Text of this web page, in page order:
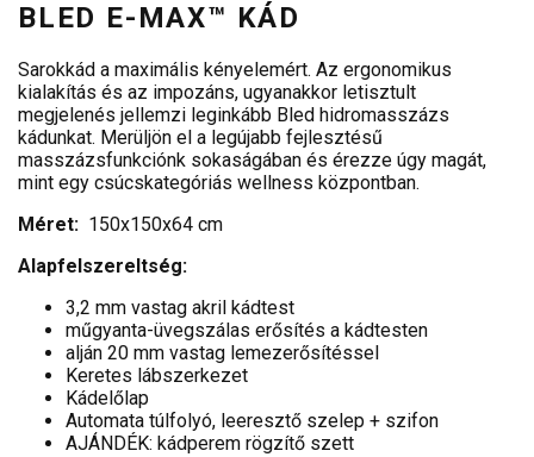
BLED E-MAX™ KÁD
Sarokkád a maximális kényelemért. Az ergonomikus
kialakítás és az impozáns, ugyanakkor letisztult
megjelenés jellemzi leginkább Bled hidromasszázs
kádunkat. Merüljön el a legújabb fejlesztésű
masszázsfunkciónk sokaságában és érezze úgy magát,
mint egy csúcskategóriás wellness központban.
Méret: 150x150x64 cm
Alapfelszereltség:
3,2 mm vastag akril kádtest
műgyanta-üvegszálas erősítés a kádtesten
alján 20 mm vastag lemezerősítéssel
Keretes lábszerkezet
Kádelőlap
Automata túlfolyó, leeresztő szelep + szifon
AJÁNDÉK: kádperem rögzítő szett